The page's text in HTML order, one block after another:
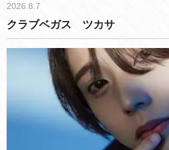
2026.8.7
クラブベガス ツカサ